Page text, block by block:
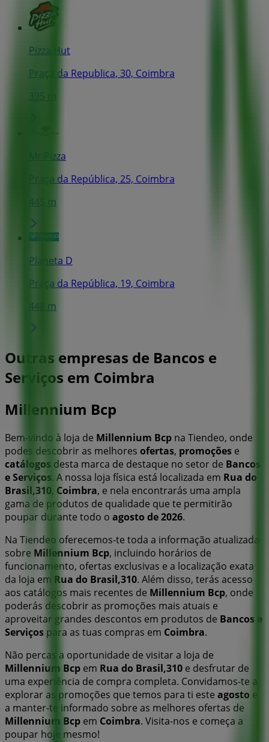
Pizza Hut
Praça da Republica, 30, Coimbra
Mr Pizza
Praça da República, 25, Coimbra
445 m
Planeta D
Praça da República, 19, Coimbra
448 m
Outras empresas de Bancos e
Serviços em Coimbra
Millennium Bcp
Bem-vindo à loja de Millennium Bcp na Tiendeo, onde
podes descobrir as melhores ofertas, promoções e
catálogos desta marca de destaque no setor de Bancos
e Serviços. A nossa loja física está localizada em Rua do
Brasil,310, Coimbra, e nela encontrarás uma ampla
gama de produtos de qualidade que te permitirão
poupar durante todo o agosto de 2026.
Na Tiendeo oferecemos-te toda a informação atualizada
sobre Millennium Bcp, incluindo horários de
funcionamento, ofertas exclusivas e a localização exata
da loja em Rua do Brasil,310. Além disso, terás acesso
aos catálogos mais recentes de Millennium Bcp, onde
poderás descobrir as promoções mais atuais e
aproveitar grandes descontos em produtos de Bancos e
Serviços para as tuas compras em Coimbra.
Não percas a oportunidade de visitar a loja de
Millennium Bcp em Rua do Brasil,310 e desfrutar de
uma experiência de compra completa. Convidamos-te a
explorar as promoções que temos para ti este agosto e
a manter-te informado sobre as melhores ofertas de
Millennium Bcp em Coimbra. Visita-nos e começa a
poupar hoje mesmo!